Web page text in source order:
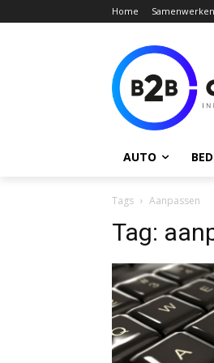
Home Samenwerken
AUTO
Tags Aanpassen
Tag: